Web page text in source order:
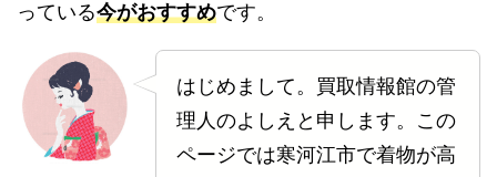
っている今がおすすめです。
はじめまして。買取情報館の管
理人のよしえと申します。この
ページでは寒河江市で着物が高